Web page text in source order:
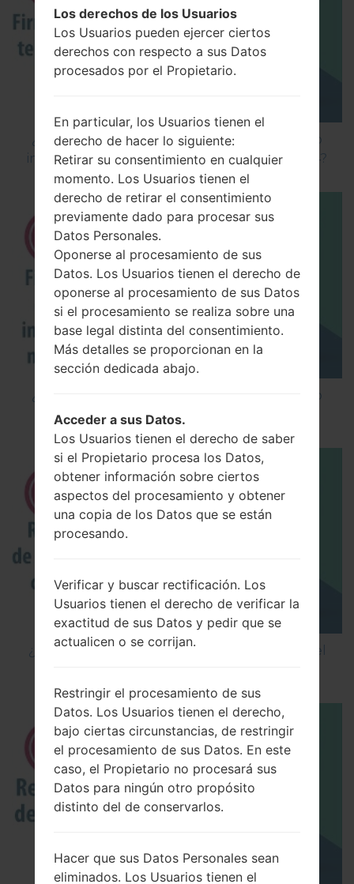
¿Cómo instalar Firmware Oficial en el teléfono
inteligente de LG mediante LG Flash Tool 2014?
¿Cómo instalar Firmware Oficial en el teléfono
inteligente de LG mediante LG UP?
¿Cómo restablecer datos de fábrica a través del
Los derechos de los Usuarios
Los Usuarios pueden ejercer ciertos
derechos con respecto a sus Datos
procesados por el Propietario.
En particular, los Usuarios tienen el
derecho de hacer lo siguiente:
Retirar su consentimiento en cualquier
momento. Los Usuarios tienen el
derecho de retirar el consentimiento
previamente dado para procesar sus
Datos Personales.
Oponerse al procesamiento de sus
Datos. Los Usuarios tienen el derecho de
oponerse al procesamiento de sus Datos
si el procesamiento se realiza sobre una
base legal distinta del consentimiento.
Más detalles se proporcionan en la
sección dedicada abajo.
Acceder a sus Datos.
Los Usuarios tienen el derecho de saber
si el Propietario procesa los Datos,
obtener información sobre ciertos
aspectos del procesamiento y obtener
una copia de los Datos que se están
procesando.
Verificar y buscar rectificación. Los
Usuarios tienen el derecho de verificar la
exactitud de sus Datos y pedir que se
actualicen o se corrijan.
Restringir el procesamiento de sus
Datos. Los Usuarios tienen el derecho,
bajo ciertas circunstancias, de restringir
el procesamiento de sus Datos. En este
caso, el Propietario no procesará sus
Datos para ningún otro propósito
distinto del de conservarlos.
Hacer que sus Datos Personales sean
eliminados. Los Usuarios tienen el